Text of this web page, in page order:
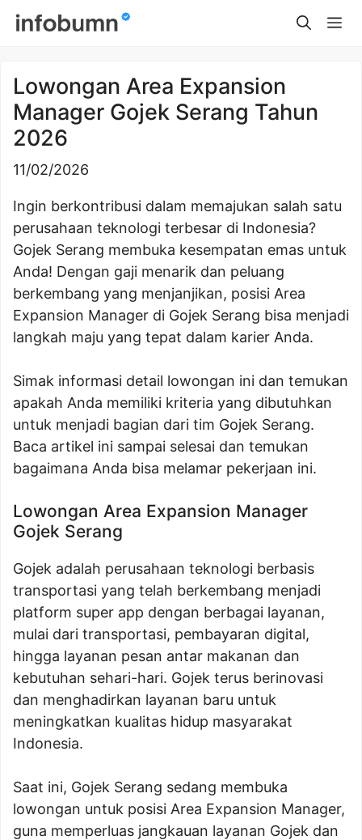
Skip
Lowongan Area Expansion
Manager Gojek Serang Tahun
2026
11/02/2026
Ingin berkontribusi dalam memajukan salah satu
perusahaan teknologi terbesar di Indonesia?
Gojek Serang membuka kesempatan emas untuk
Anda! Dengan gaji menarik dan peluang
berkembang yang menjanjikan, posisi Area
Expansion Manager di Gojek Serang bisa menjadi
langkah maju yang tepat dalam karier Anda.
Simak informasi detail lowongan ini dan temukan
apakah Anda memiliki kriteria yang dibutuhkan
untuk menjadi bagian dari tim Gojek Serang.
Baca artikel ini sampai selesai dan temukan
bagaimana Anda bisa melamar pekerjaan ini.
Lowongan Area Expansion Manager
Gojek Serang
Gojek adalah perusahaan teknologi berbasis
transportasi yang telah berkembang menjadi
platform super app dengan berbagai layanan,
mulai dari transportasi, pembayaran digital,
hingga layanan pesan antar makanan dan
kebutuhan sehari-hari. Gojek terus berinovasi
dan menghadirkan layanan baru untuk
meningkatkan kualitas hidup masyarakat
Indonesia.
Saat ini, Gojek Serang sedang membuka
lowongan untuk posisi Area Expansion Manager,
guna memperluas jangkauan layanan Gojek dan